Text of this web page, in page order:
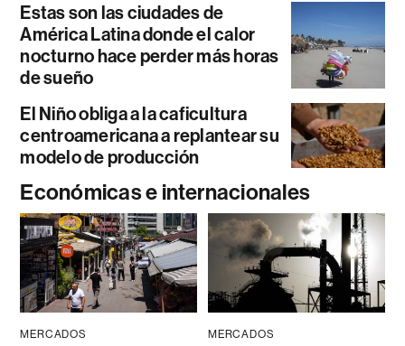
Estas son las ciudades de
América Latina donde el calor
nocturno hace perder más horas
de sueño
El Niño obliga a la caficultura
centroamericana a replantear su
modelo de producción
Económicas e internacionales
MERCADOS MERCADOS